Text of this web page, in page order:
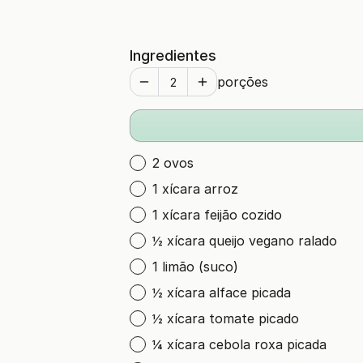
Ingredientes
porções
2 ovos
1 xícara arroz
1 xícara feijão cozido
½ xícara queijo vegano ralado
1 limão (suco)
½ xícara alface picada
½ xícara tomate picado
¼ xícara cebola roxa picada